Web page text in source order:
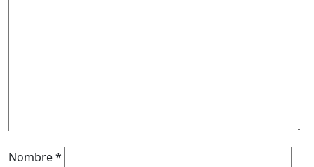
Nombre*